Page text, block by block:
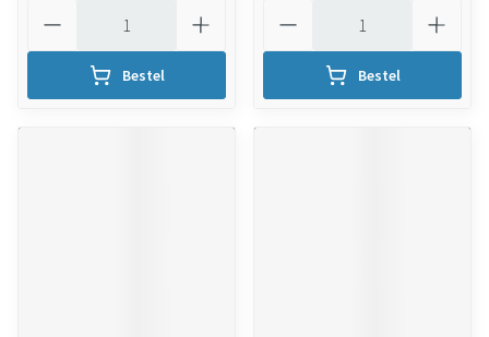
Bestel Bestel